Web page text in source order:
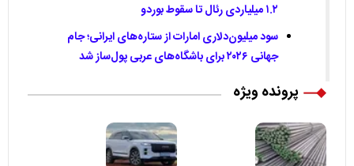
۱.۲ میلیاردی رئال تا سقوط بوردو
سود میلیون‌دلاری امارات از ستاره‌های ایرانی؛ جام
جهانی ۲۰۲۶ برای باشگاه‌های عربی پول‌ساز شد
پرونده ویژه